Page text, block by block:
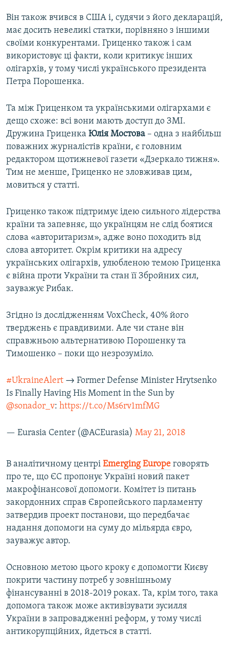
Він також вчився в США і, судячи з його декларацій,
має досить невеликі статки, порівняно з іншими
своїми конкурентами. Гриценко також і сам
використовує ці факти, коли критикує інших
олігархів, у тому числі українського президента
Петра Порошенка.
Та між Гриценком та українськими олігархами є
дещо схоже: всі вони мають доступ до ЗМІ.
Дружина Гриценка Юлія Мостова – одна з найбільш
поважних журналістів країни, є головним
редактором щотижневої газети «Дзеркало тижня».
Тим не менше, Гриценко не зловживав цим,
мовиться у статті.
Гриценко також підтримує ідею сильного лідерства
країни та запевняє, що українцям не слід боятися
слова «авторитаризм», адже воно походить від
слова авторитет. Окрім критики на адресу
українських олігархів, улюбленою темою Гриценка
є війна проти України та стан її Збройних сил,
зауважує Рибак.
Згідно із дослідженням VoxCheck, 40% його
тверджень є правдивими. Але чи стане він
справжньою альтернативою Порошенку та
Тимошенко – поки що незрозуміло.
#UkraineAlert → Former Defense Minister Hrytsenko
Is Finally Having His Moment in the Sun by
@sonador_v: https://t.co/Ms6rv1mfMG
— Eurasia Center (@ACEurasia) May 21, 2018
В аналітичному центрі Emerging Europe говорять
про те, що ЄС пропонує Україні новий пакет
макрофінансової допомоги. Комітет із питань
закордонних справ Європейського парламенту
затвердив проект постанови, що передбачає
надання допомоги на суму до мільярда євро,
зауважує автор.
Основною метою цього кроку є допомогти Києву
покрити частину потреб у зовнішньому
фінансуванні в 2018-2019 роках. Та, крім того, така
допомога також може активізувати зусилля
України в запровадженні реформ, у тому числі
антикорупційних, йдеться в статті.